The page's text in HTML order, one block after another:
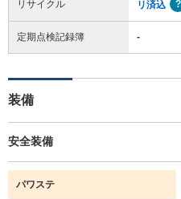
リサイクル リ済込
定期点検記録簿 -
装備
安全装備
パワステ